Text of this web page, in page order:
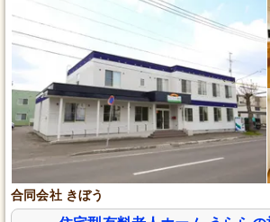
合同会社 きぼう